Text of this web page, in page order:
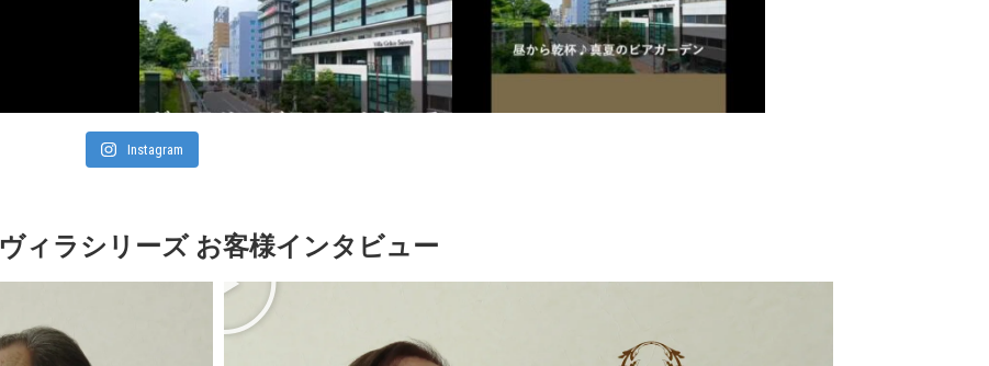
Instagram
ヴィラシリーズ お客様インタビュー